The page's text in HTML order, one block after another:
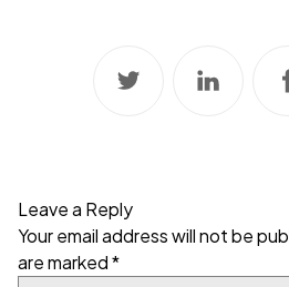
Leave a Reply
Your email address will not be
are marked*